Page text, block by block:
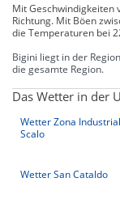
Mit Geschwindigkeiten
Richtung. Mit Böen
die Temperaturen bei
Bigini liegt in der Region
die gesamte Region.
Das Wetter in der
Wetter Zona
Scalo
Wetter San Cataldo